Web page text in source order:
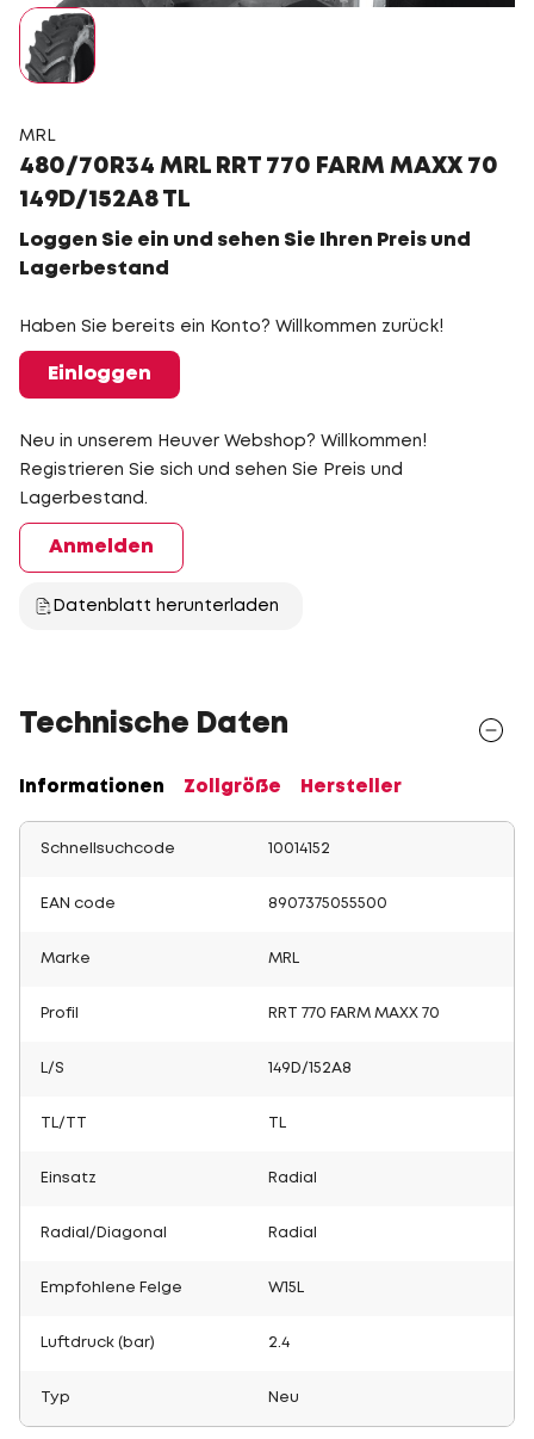
MRL
480/70R34 MRL RRT 770 FARM MAXX 70
149D/152A8 TL
Loggen Sie ein und sehen Sie Ihren Preis und
Lagerbestand
Haben Sie bereits ein Konto? Willkommen zurück!
Einloggen
Neu in unserem Heuver Webshop? Willkommen!
Registrieren Sie sich und sehen Sie Preis und
Lagerbestand.
Anmelden
Datenblatt herunterladen
Technische Daten
Informationen Zollgröße Hersteller
Schnellsuchcode 10014152
EAN code 8907375055500
Marke MRL
Profil RRT 770 FARM MAXX 70
L/S 149D/152A8
TL/TT
Einsatz Radial
Radial/Diagonal Radial
Empfohlene Felge W15L
Luftdruck (bar) 2.4
Typ Neu